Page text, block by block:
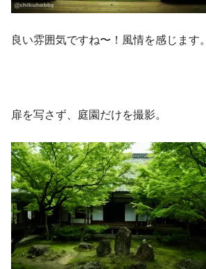
良い雰囲気ですね〜！風情を感じます。
扉を写さず、庭園だけを撮影。